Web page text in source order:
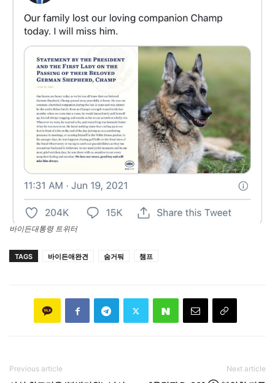
바이든대통령 트위터
TAGS 바이든애완견 숨거둬 챔프
Previous article Next article